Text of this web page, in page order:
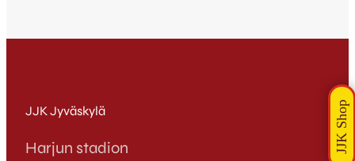
JJK Jyväskylä
Harjun stadion